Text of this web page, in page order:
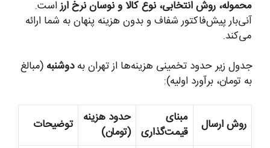
محموله، روش انتخابی، نوع کالا و نوسان نرخ ارزاست.
آنی‌بار پیش‌فاکتور شفاف و بدون هزینه پنهان به شما ارائه
می‌کند.
جدول زیر حدود تخمینی هزینه‌ها از تهران بهدوشنبه (مبالغ
به تومان، برآورد اولیه):
روش ارسال
مبنای
قیمت‌گذاری
حدود هزینه
(تومان)
توضیحات